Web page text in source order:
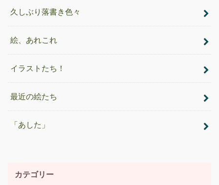
久しぶり落書き色々
絵、あれこれ
イラストたち！
最近の絵たち
「あした」
カテゴリー